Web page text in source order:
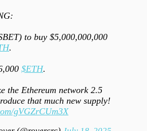
to buy $5,000,000,000
.
$ETH.
the Ethereum network 2.5
that much new supply!
gVGZrCUm3X